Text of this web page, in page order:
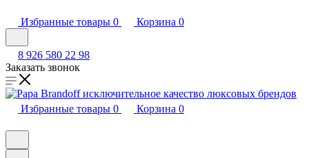
Избранные товары 0 Корзина 0
8 926 580 22 98
Заказать звонок
Избранные товары 0 Корзина 0